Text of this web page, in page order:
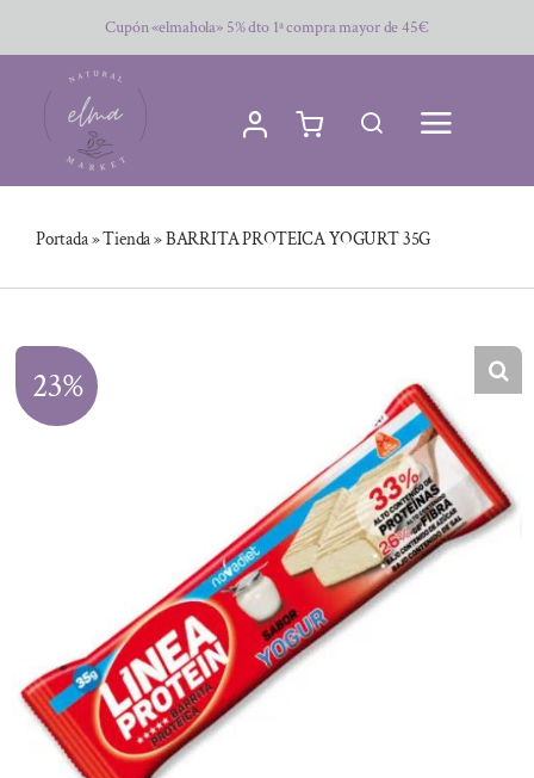
al
contenido
Cupón «elmahola» 5% dto 1ª compra mayor de 45€
Portada»Tienda»BARRITA PROTEICA YOGURT 35G
23%